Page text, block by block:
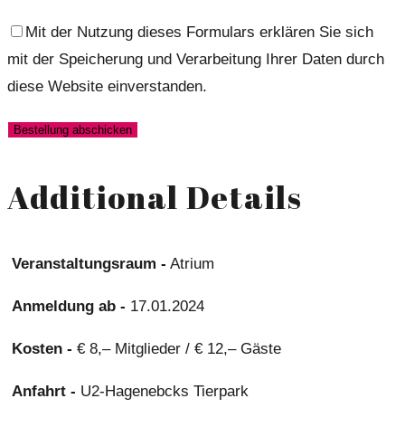
Mit der Nutzung dieses Formulars erklären Sie sich
mit der Speicherung und Verarbeitung Ihrer Daten durch
diese Website einverstanden.
Additional Details
Veranstaltungsraum - Atrium
Anmeldung ab - 17.01.2024
Kosten - € 8,– Mitglieder / € 12,– Gäste
Anfahrt - U2-Hagenebcks Tierpark